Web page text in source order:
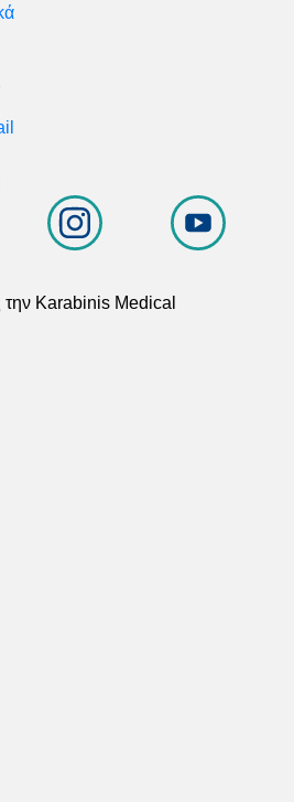
Karabinis Medical